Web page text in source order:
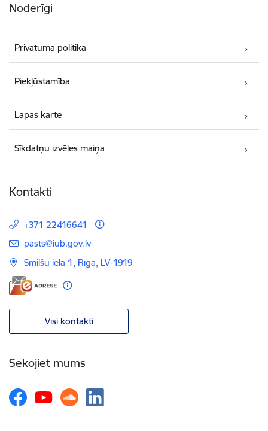
Noderīgi
Privātuma politika
Piekļūstamība
Lapas karte
Sīkdatņu izvēles maiņa
Kontakti
+371 22416641
E-pasts:
pasts@iub.gov.lv
Smilšu iela 1, Rīga, LV-1919
Visi kontakti
Sekojiet mums